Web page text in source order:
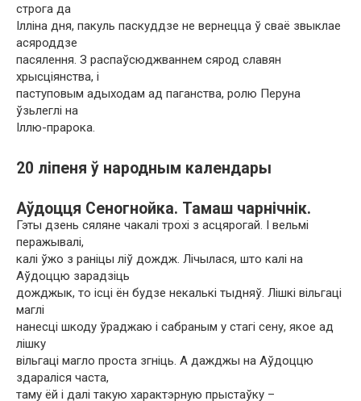
строга да
Ілліна дня, пакуль паскуддзе не вернецца ў сваё звыклае
асяроддзе
пасялення. З распаўсюджваннем сярод славян
хрысціянства, і
паступовым адыходам ад паганства, ролю Перуна
ўзьлеглі на
Іллю-прарока.
20 ліпеня ў народным календары
Аўдоцця Сеногнойка. Тамаш чарнічнік.
Гэты дзень сяляне чакалі трохі з асцярогай. І вельмі
перажывалі,
калі ўжо з раніцы ліў дождж. Лічылася, што калі на
Аўдоццю зарадзіць
дожджык, то ісці ён будзе некалькі тыдняў. Лішкі вільгаці
маглі
нанесці шкоду ўраджаю і сабраным у стагі сену, якое ад
лішку
вільгаці магло проста згніць. А дажджы на Аўдоццю
здараліся часта,
таму ёй і далі такую ​​характэрную прыстаўку –